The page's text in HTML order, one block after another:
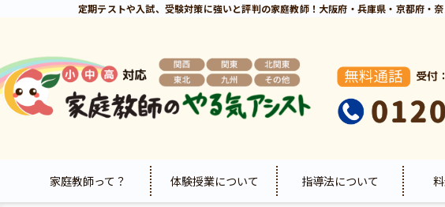
定期テストや入試、受験対策に強いと評判の家庭教師！大阪府・兵庫県・京都府
家庭教師って？ 体験授業について 指導法について